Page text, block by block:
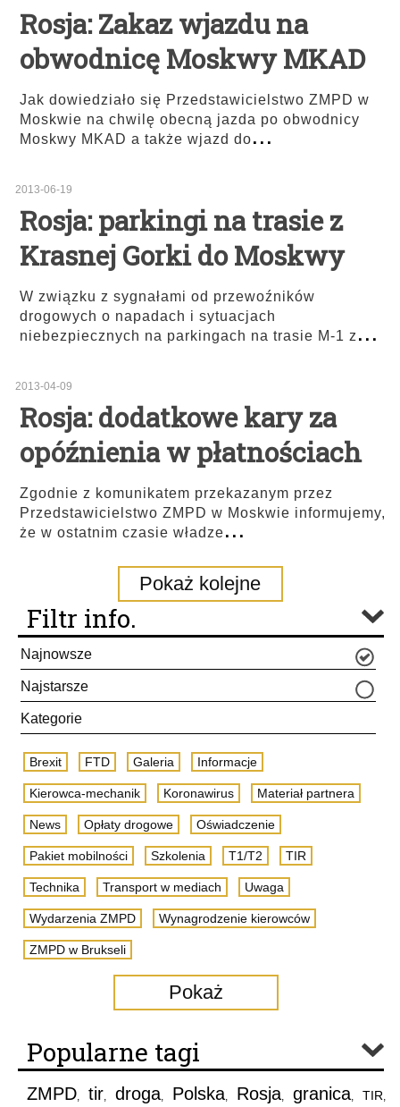
Rosja: Zakaz wjazdu na
obwodnicę Moskwy MKAD
Jak dowiedziało się Przedstawicielstwo ZMPD w
Moskwie na chwilę obecną jazda po obwodnicy
Moskwy MKAD a także wjazd do...
2013-06-19
Rosja: parkingi na trasie z
Krasnej Gorki do Moskwy
W związku z sygnałami od przewoźników
drogowych o napadach i sytuacjach
niebezpiecznych na parkingach na trasie M-1 z ...
2013-04-09
Rosja: dodatkowe kary za
opóźnienia w płatnościach
Zgodnie z komunikatem przekazanym przez
Przedstawicielstwo ZMPD w Moskwie informujemy,
że w ostatnim czasie władze...
Pokaż kolejne
Filtr info.
Najnowsze
Najstarsze
Kategorie
Brexit FTD Galeria Informacje
Kierowca-mechanik Koronawirus Materiał partnera
News Opłaty drogowe Oświadczenie
Pakiet mobilności Szkolenia T1/T2 TIR
Technika Transport w mediach Uwaga
Wydarzenia ZMPD Wynagrodzenie kierowców
ZMPD w Brukseli
Pokaż
Popularne tagi
ZMPD, tir, droga, Polska, Rosja, granica, TIR,